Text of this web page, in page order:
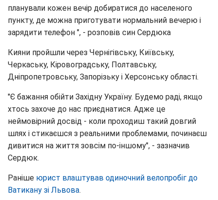
планували кожен вечір добиратися до населеного
пункту, де можна приготувати нормальний вечерю і
зарядити телефон ", - розповів син Сердюка
Кияни пройшли через Чернігівську, Київську,
Черкаську, Кіровоградську, Полтавську,
Дніпропетровську, Запорізьку і Херсонську області.
"Є бажання обійти Західну Україну. Будемо раді, якщо
хтось захоче до нас приєднатися. Адже це
неймовірний досвід - коли проходиш такий довгий
шлях і стикаєшся з реальними проблемами, починаєш
дивитися на життя зовсім по-іншому", - зазначив
Сердюк.
Раніше юрист влаштував одиночний велопробіг до
Ватикану зі Львова.